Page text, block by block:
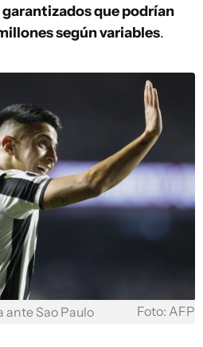
garantizados que podrían
según variables.
Sao Paulo Foto: AFP